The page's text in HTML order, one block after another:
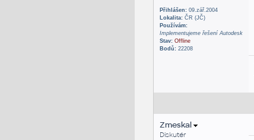
Přihlášen:09.zář.2004
Lokalita:ČR (JČ)
Používám:
Implementujeme řešení Autodesk
Stav: Offline
Bodů:22208
Zmeskal
Diskutér